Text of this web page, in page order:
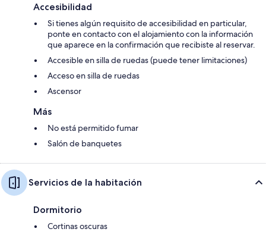
Accesibilidad
Si tienes algún requisito de accesibilidad en particular,
ponte en contacto con el alojamiento con la información
que aparece en la confirmación que recibiste al reservar.
Accesible en silla de ruedas (puede tener limitaciones)
Acceso en silla de ruedas
Ascensor
Más
No está permitido fumar
Salón de banquetes
Servicios de la habitación
Dormitorio
Cortinas oscuras